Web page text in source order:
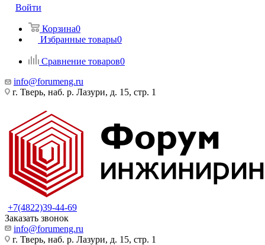
Войти
Корзина0
Избранные товары0
Сравнение товаров0
info@forumeng.ru
г. Тверь, наб. р. Лазури, д. 15, стр. 1
+7(4822)39-44-69
Заказать звонок
info@forumeng.ru
г. Тверь, наб. р. Лазури, д. 15, стр. 1